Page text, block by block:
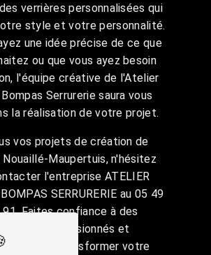
verrières personnalisées qui
style et votre personnalité.
une idée précise de ce que
ou que vous ayez besoin
l'équipe créative de l'Atelier
Serrurerie saura vous
la réalisation de votre projet.
vos projets de création de
Nouaillé-Maupertuis, n'hésitez
l'entreprise ATELIER
SERRURERIE au 05 49
91. Faites confiance à des
passionnés et
pour transformer votre